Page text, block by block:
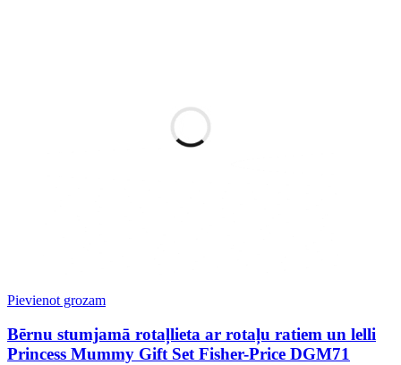
Pievienot grozam
Bērnu stumjamā rotaļlieta ar rotaļu ratiem un lelli
Princess Mummy Gift Set Fisher-Price DGM71